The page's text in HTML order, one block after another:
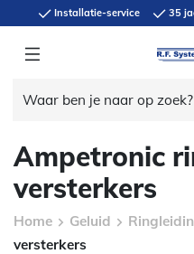
Installatie-service 35
Ampetronic
versterkers
Home Geluid
versterkers